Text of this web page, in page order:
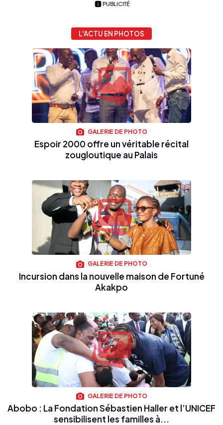
PUBLICITÉ
L'ACTU EN PHOTOS
GALERIE DE PHOTO
Espoir 2000 offre un véritable récital
zougloutique au Palais
GALERIE DE PHOTO
Incursion dans la nouvelle maison de Fortuné
Akakpo
GALERIE DE PHOTO
Abobo : La Fondation Sébastien Haller et l’UNICEF
sensibilisent les familles à...